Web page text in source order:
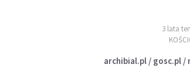
3 lata
archibial.pl / gosc.pl /